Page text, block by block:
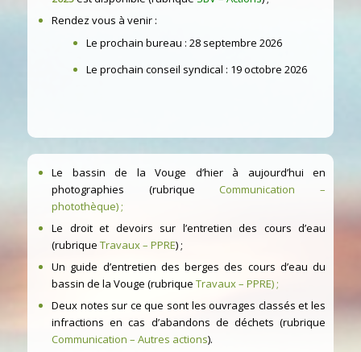
Rendez vous à venir :
Le prochain bureau : 28 septembre 2026
Le prochain conseil syndical : 19 octobre 2026
Le bassin de la Vouge d’hier à aujourd’hui en
photographies (rubriqueCommunication –
photothèque) ;
Le droit et devoirs sur l’entretien des cours d’eau
(rubrique Travaux – PPRE) ;
Un guide d’entretien des berges des cours d’eau du
bassin de la Vouge (rubrique Travaux – PPRE) ;
Deux notes sur ce que sont les ouvrages classés et les
infractions en cas d’abandons de déchets (rubrique
Communication – Autres actions).